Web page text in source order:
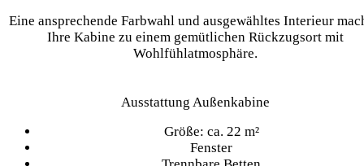
Eine ansprechende Farbwahl und ausgewähltes Interieur
Ihre Kabine zu einem gemütlichen Rückzugsort mit
Wohlfühlatmosphäre.
Ausstattung Außenkabine
Größe: ca. 22 m²
Fenster